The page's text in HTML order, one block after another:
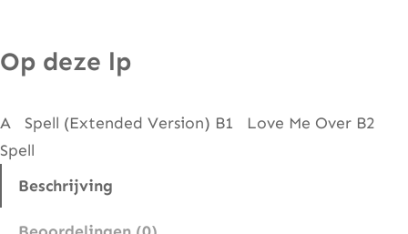
s
u
s
S
Op deze lp
A Spell (Extended Version) B1 Love Me Over B2
Spell
Beschrijving